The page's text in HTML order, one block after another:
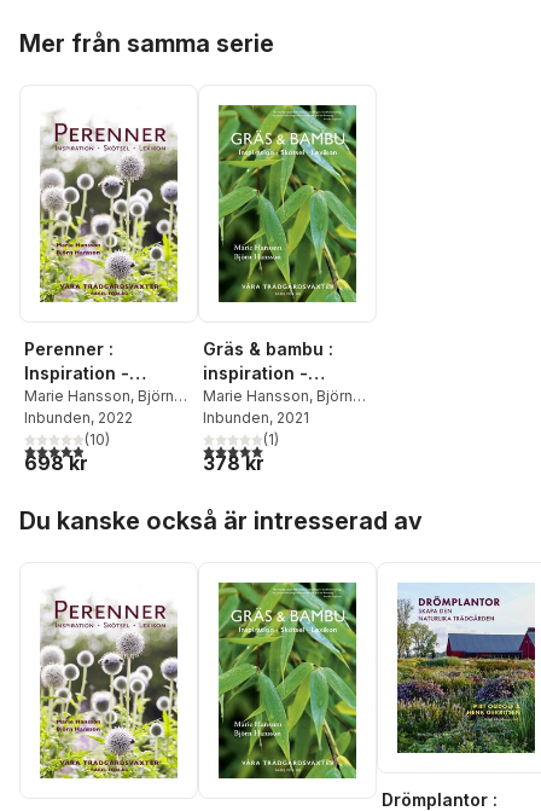
Mer från samma serie
Perenner :
Inspiration -
Skötsel - Lexikon
Marie Hansson, Björn
Hansson
Inbunden, 2022
4,9utav 5 stjärnor. Totalt antal röster:
(10)
698 kr
Gräs & bambu :
inspiration -
skötsel - lexikon
Marie Hansson, Björn
Hansson
Inbunden, 2021
5,0utav 5 stjärnor. Totalt antal röster:
(1)
378 kr
Du kanske också är intresserad av
Drömplantor :